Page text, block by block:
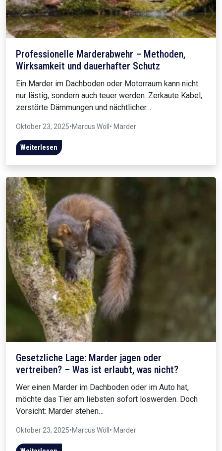
Professionelle Marderabwehr – Methoden,
Wirksamkeit und dauerhafter Schutz
Ein Marder im Dachboden oder Motorraum kann nicht
nur lästig, sondern auch teuer werden. Zerkaute Kabel,
zerstörte Dämmungen und nächtlicher…
Oktober 23, 2025•Marcus Wöll• Marder
Weiterlesen
Gesetzliche Lage: Marder jagen oder
vertreiben? – Was ist erlaubt, was nicht?
Wer einen Marder im Dachboden oder im Auto hat,
möchte das Tier am liebsten sofort loswerden. Doch
Vorsicht: Marder stehen…
Oktober 23, 2025•Marcus Wöll • Marder